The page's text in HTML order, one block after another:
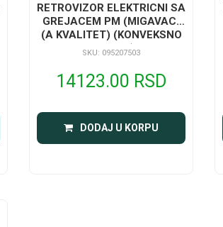
RETROVIZOR ELEKTRICNI SA
GREJACEM PM (MIGAVAC)
(A KVALITET) (KONVEKSNO
STAKLO)
SKU: 095207503
14123.00 RSD
DODAJ U KORPU